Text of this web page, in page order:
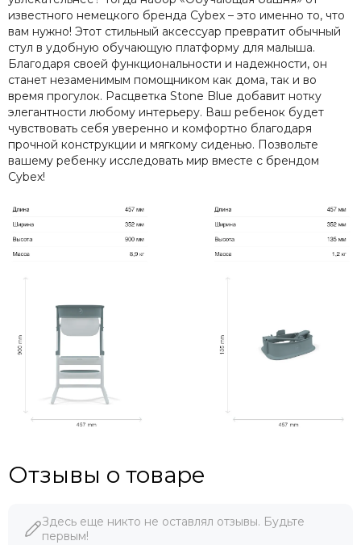
известного немецкого бренда Cybex – это именно то, что
вам нужно! Этот стильный аксессуар превратит обычный
стул в удобную обучающую платформу для малыша.
Благодаря своей функциональности и надежности, он
станет незаменимым помощником как дома, так и во
время прогулок. Расцветка Stone Blue добавит нотку
элегантности любому интерьеру. Ваш ребенок будет
чувствовать себя уверенно и комфортно благодаря
прочной конструкции и мягкому сиденью. Позвольте
вашему ребенку исследовать мир вместе с брендом
Cybex!
Отзывы о товаре
Здесь еще никто не оставлял отзывы. Будьте
первым!